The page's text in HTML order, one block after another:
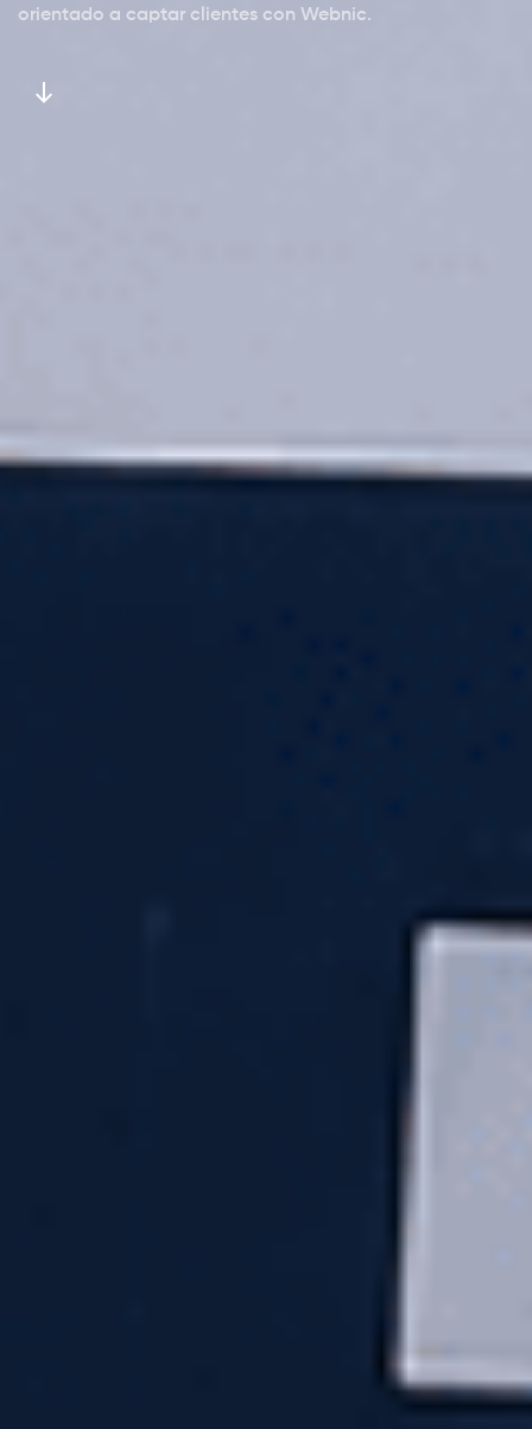
orientado a captar clientes con Webnic.